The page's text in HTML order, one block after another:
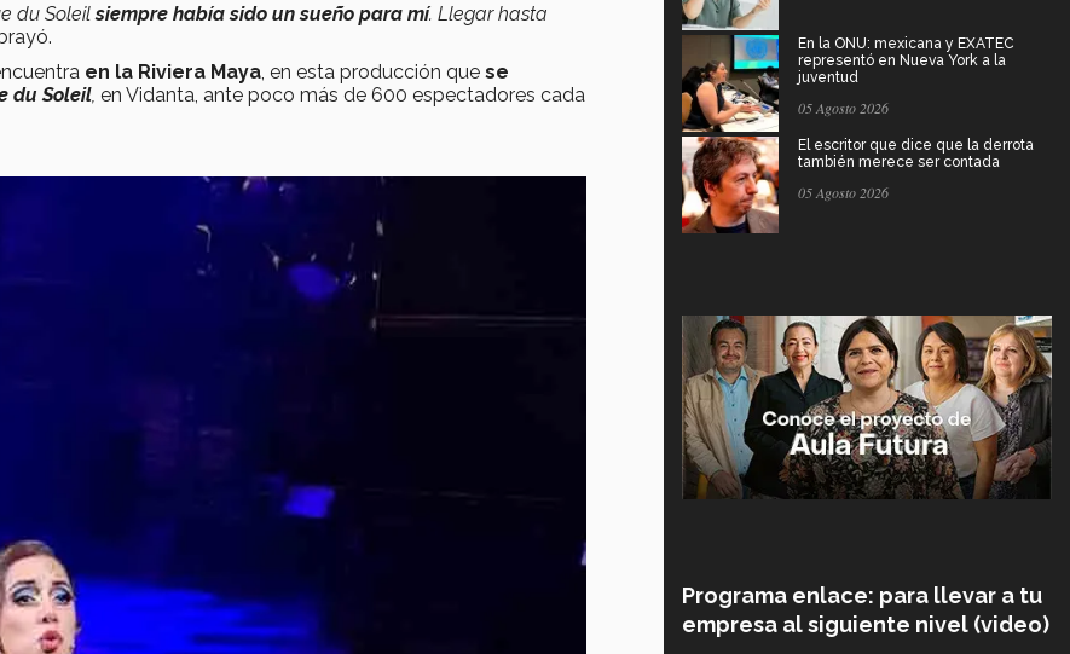
du Soleilsiempre había sido un sueño para mí. Llegar hasta
en la Riviera Maya , en esta producción que se
du Soleil en Vidanta, ante poco más de 600 espectadores cada
En la ONU: mexicana y EXATEC
representó en Nueva York a la
juventud
05 Agosto 2026
El escritor que dice que la derrota
también merece ser contada
05 Agosto 2026
Programa enlace: para llevar a tu
empresa al siguiente nivel (video)